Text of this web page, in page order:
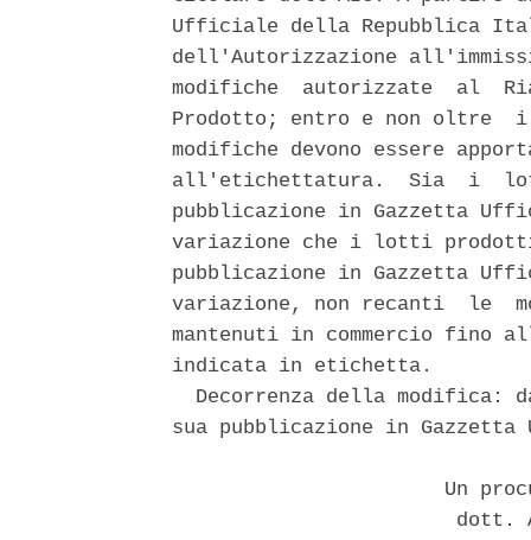
Ufficiale della Repubblica
dell'Autorizzazione
modifiche  autorizzate  al
Prodotto; entro e non oltre
modifiche devono essere
all'etichettatura.  Sia  i
pubblicazione in Gazzetta
variazione che i lotti
pubblicazione in Gazzetta
variazione, non recanti  le
mantenuti in commercio fino
indicata in etichetta.
Decorrenza della modifica:
sua pubblicazione in
Un